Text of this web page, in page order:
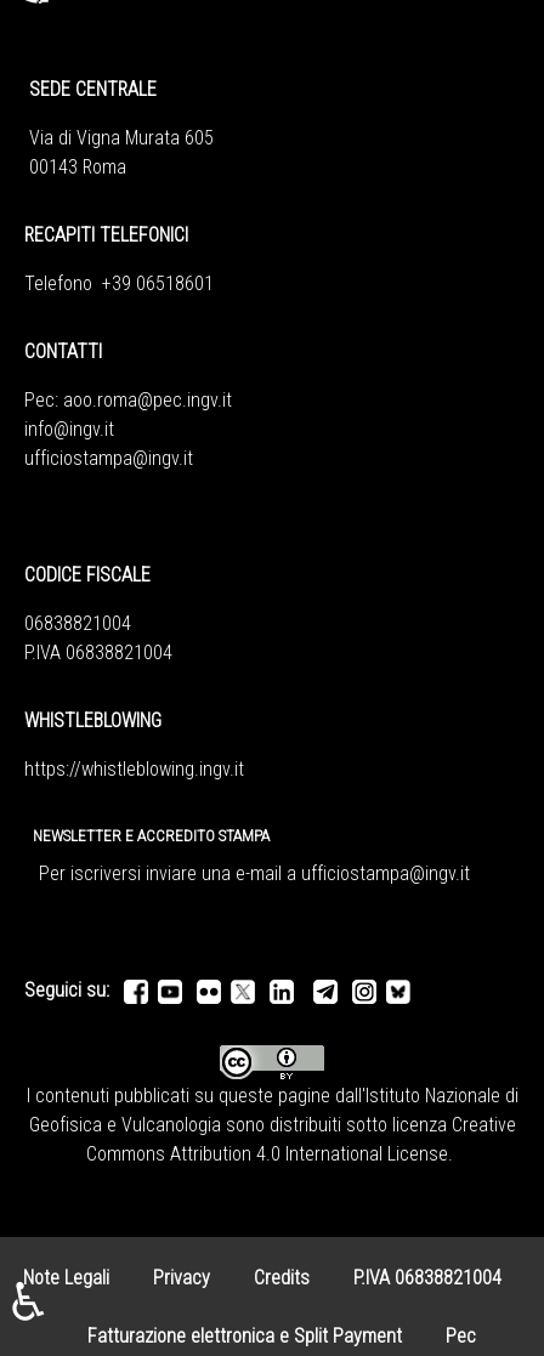
SEDE CENTRALE
Via di Vigna Murata 605
00143 Roma
RECAPITI TELEFONICI
Telefono +39 06518601
CONTATTI
Pec: aoo.roma@pec.ingv.it
info@ingv.it
ufficiostampa@ingv.it
CODICE FISCALE
06838821004
P.IVA 06838821004
WHISTLEBLOWING
https://whistleblowing.ingv.it
NEWSLETTER E ACCREDITO STAMPA
Per iscriversi inviare una e-mail a ufficiostampa@ingv.it
Seguici su:
I contenuti pubblicati su queste pagine dall'Istituto Nazionale di
Geofisica e Vulcanologia sono distribuiti sotto licenza Creative
Commons Attribution 4.0 International License.
Note Legali Privacy Credits P.IVA 06838821004
Fatturazione elettronica e Split Payment Pec